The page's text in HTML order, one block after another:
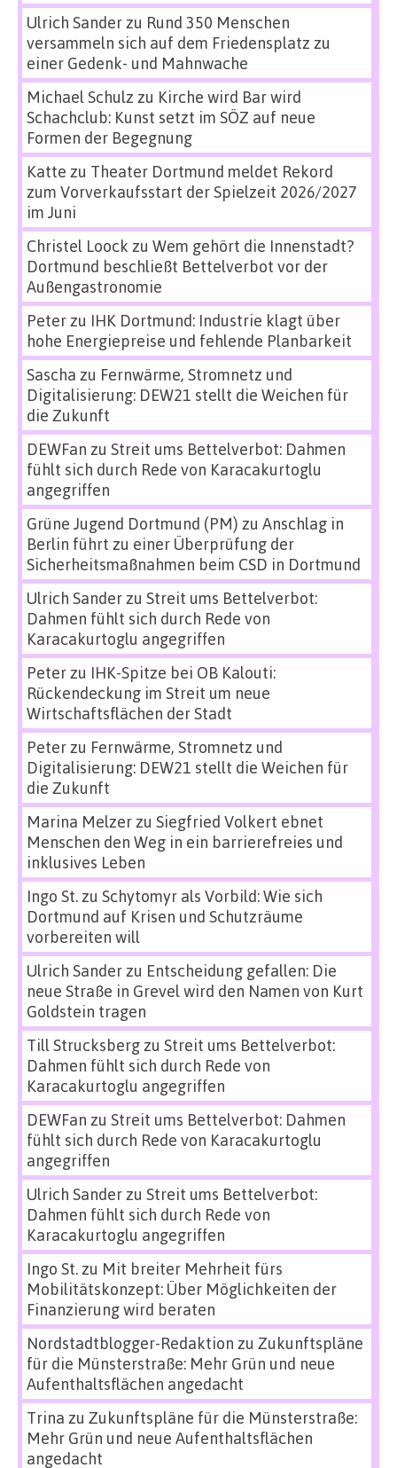
Ulrich Sanderzu Rund 350 Menschen
versammeln sich auf dem Friedensplatz zu
einer Gedenk- und Mahnwache
Michael Schulz zu Kirche wird Bar wird
Schachclub: Kunst setzt im SÖZ auf neue
Formen der Begegnung
Katte zu Theater Dortmund meldet Rekord
zum Vorverkaufsstart der Spielzeit 2026/2027
im Juni
Christel Loock zu Wem gehört die Innenstadt?
Dortmund beschließt Bettelverbot vor der
Außengastronomie
Peterzu IHK Dortmund: Industrie klagt über
hohe Energiepreise und fehlende Planbarkeit
Sascha zu Fernwärme, Stromnetz und
Digitalisierung: DEW21 stellt die Weichen für
die Zukunft
DEWFan zu Streit ums Bettelverbot: Dahmen
fühlt sich durch Rede von Karacakurtoglu
angegriffen
Grüne Jugend Dortmund (PM) zu Anschlag in
Berlin führt zu einer Überprüfung der
Sicherheitsmaßnahmen beim CSD in Dortmund
Ulrich Sanderzu Streit ums Bettelverbot:
Dahmen fühlt sich durch Rede von
Karacakurtoglu angegriffen
Peterzu IHK-Spitze bei OB Kalouti:
Rückendeckung im Streit um neue
Wirtschaftsflächen der Stadt
Peterzu Fernwärme, Stromnetz und
Digitalisierung: DEW21 stellt die Weichen für
die Zukunft
Marina Melzerzu Siegfried Volkert ebnet
Menschen den Weg in ein barrierefreies und
inklusives Leben
Ingo St.zu Schytomyr als Vorbild: Wie sich
Dortmund auf Krisen und Schutzräume
vorbereiten will
Ulrich Sanderzu Entscheidung gefallen: Die
neue Straße in Grevel wird den Namen von Kurt
Goldstein tragen
Till Strucksbergzu Streit ums Bettelverbot:
Dahmen fühlt sich durch Rede von
Karacakurtoglu angegriffen
DEWFan zu Streit ums Bettelverbot: Dahmen
fühlt sich durch Rede von Karacakurtoglu
angegriffen
Ulrich Sanderzu Streit ums Bettelverbot:
Dahmen fühlt sich durch Rede von
Karacakurtoglu angegriffen
Ingo St.zu Mit breiter Mehrheit fürs
Mobilitätskonzept: Über Möglichkeiten der
Finanzierung wird beraten
Nordstadtblogger-Redaktion zu Zukunftspläne
für die Münsterstraße: Mehr Grün und neue
Aufenthaltsflächen angedacht
Trina zu Zukunftspläne für die Münsterstraße:
Mehr Grün und neue Aufenthaltsflächen
angedacht